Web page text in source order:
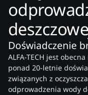
Doświadczenie
ALFA-TECH jest
ponad 20-letnie
związanych z
odprowadzenia wody